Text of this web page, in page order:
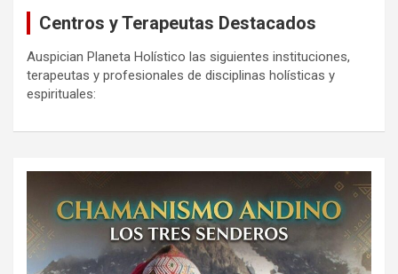
Centros y Terapeutas Destacados
Auspician Planeta Holístico las siguientes instituciones,
terapeutas y profesionales de disciplinas holísticas y
espirituales: